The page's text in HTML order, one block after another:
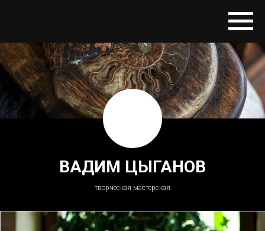
ВАДИМ ЦЫГАНОВ
творческая мастерская